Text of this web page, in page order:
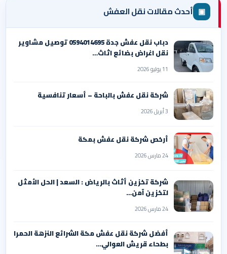
▣ أحدث مقالات نقل العفش
دباب نقل عفش جدة 0594014695 توصيل مشاوير
نقل اغراض بضائع اثاث…
11 يوليو 2026
شركة نقل عفش بالباحة – أسعار تنافسية
3 أبريل 2026
أرخص شركة نقل عفش بمكة
24 مارس 2026
شركة تخزين أثاث بالرياض : السعد | الحل الأمثل
لتخزين آمن…
24 مارس 2026
أفضل شركة نقل عفش مكة الشرائع النزهة الحمرا
بطحاء قريش العوالي…